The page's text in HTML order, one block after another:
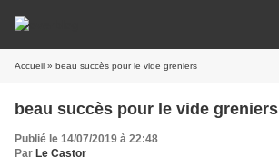
Accueil » beau succès pour le vide greniers
beau succès pour le vide greniers
Publié le 14/07/2019 à 22:48
Par Le Castor